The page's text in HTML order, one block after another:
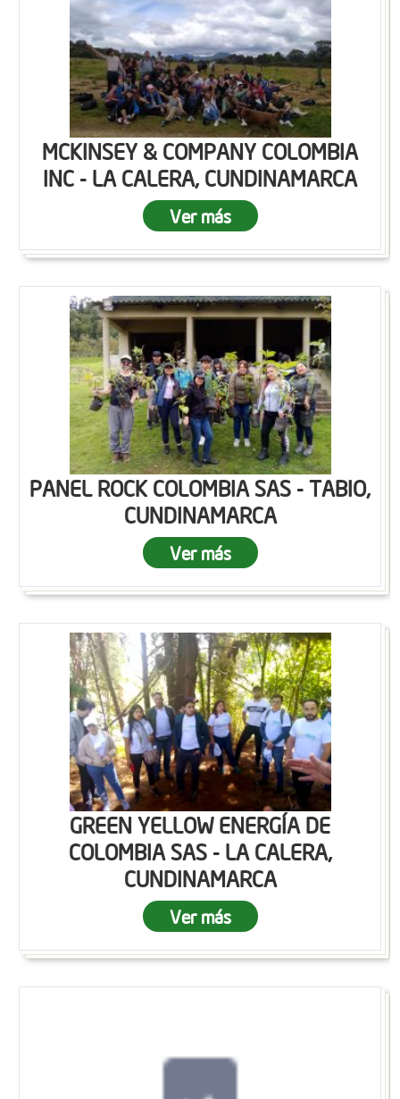
MCKINSEY & COMPANY COLOMBIA
INC - LA CALERA, CUNDINAMARCA
Ver más
PANEL ROCK COLOMBIA SAS - TABIO,
CUNDINAMARCA
Ver más
GREEN YELLOW ENERGÍA DE
COLOMBIA SAS - LA CALERA,
CUNDINAMARCA
Ver más